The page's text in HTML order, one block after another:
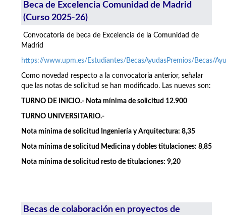
Beca de Excelencia Comunidad de Madrid
(Curso 2025-26)
Convocatoria de beca de Excelencia de la Comunidad de
Madrid
https://www.upm.es/Estudiantes/BecasAyudasPremios/Becas/
Como novedad respecto a la convocatoria anterior, señalar
que las notas de solicitud se han modificado. Las nuevas son:
TURNO DE INICIO.- Nota mínima de solicitud 12.900
TURNO UNIVERSITARIO.-
Nota mínima de solicitud Ingeniería y Arquitectura: 8,35
Nota mínima de solicitud Medicina y dobles titulaciones: 8,85
Nota mínima de solicitud resto de titulaciones: 9,20
Becas de colaboración en proyectos de